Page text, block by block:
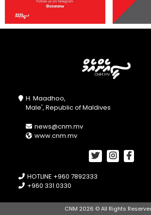
H. Maadhoo,
Male', Republic of Maldives
news@cnm.mv
www.cnm.mv
HOTLINE +960 7892333
+960 331 0330
CNM 2026 © All Rights